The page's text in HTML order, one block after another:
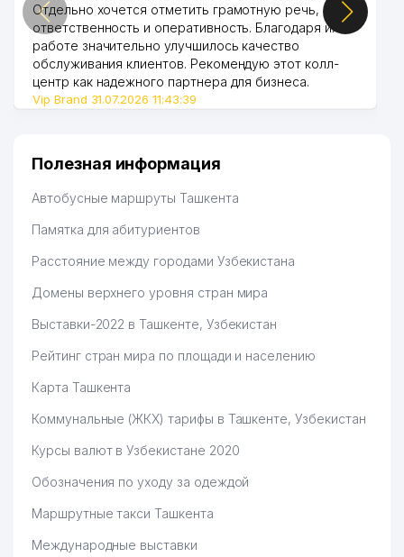
Отдельно хочется отметить грамотную речь,
ответственность и оперативность. Благодаря их
работе значительно улучшилось качество
обслуживания клиентов. Рекомендую этот колл-
центр как надежного партнера для бизнеса.
Vip Brand 31.07.2026 11:43:39
Полезная информация
Автобусные маршруты Ташкента
Памятка для абитуриентов
Расстояние между городами Узбекистана
Домены верхнего уровня стран мира
Выставки-2022 в Ташкенте, Узбекистан
Рейтинг стран мира по площади и населению
Карта Ташкента
Коммунальные (ЖКХ) тарифы в Ташкенте, Узбекистан
Курсы валют в Узбекистане 2020
Обозначения по уходу за одеждой
Маршрутные такси Ташкента
Международные выставки